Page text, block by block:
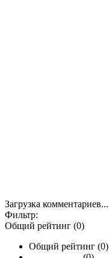
Загрузка комментариев...
Фильтр:
Общий рейтинг (0)
Общий рейтинг (0)